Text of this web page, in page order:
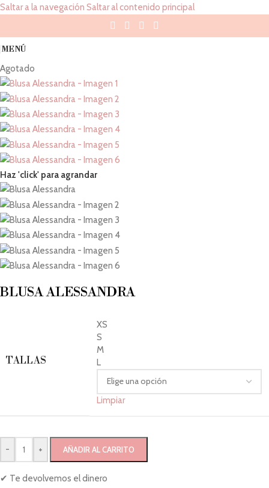
Saltar a la navegación Saltar al contenido principal
MENÚ
Agotado
Haz 'click' para agrandar
BLUSA ALESSANDRA
TALLAS
XS
S
M
L
Limpiar
- + AÑADIR AL CARRITO
✔ Te devolvemos el dinero